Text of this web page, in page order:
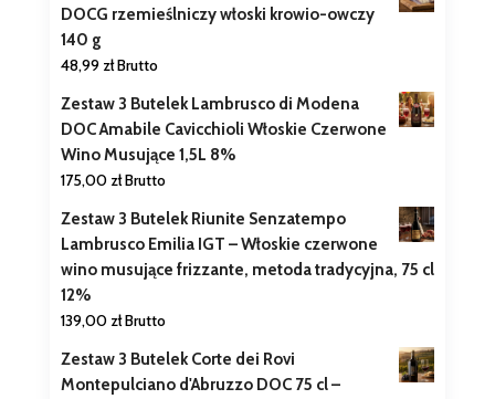
DOCG rzemieślniczy włoski krowio-owczy
140 g
48,99 złBrutto
Zestaw 3 Butelek Lambrusco di Modena
DOC Amabile Cavicchioli Włoskie Czerwone
Wino Musujące 1,5L 8%
175,00 złBrutto
Zestaw 3 Butelek Riunite Senzatempo
Lambrusco Emilia IGT – Włoskie czerwone
wino musujące frizzante, metoda tradycyjna, 75 cl
12%
139,00 złBrutto
Zestaw 3 Butelek Corte dei Rovi
Montepulciano d'Abruzzo DOC 75 cl –